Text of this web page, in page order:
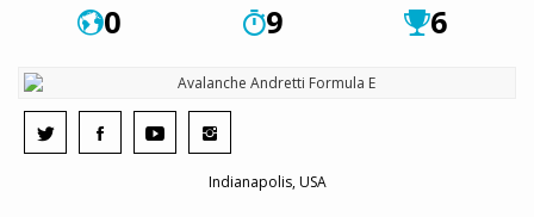
0 9 6
Indianapolis, USA